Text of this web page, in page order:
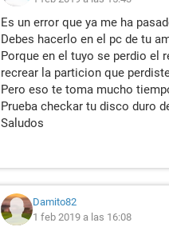
Es un error que ya me ha
Debes hacerlo en el pc de tu
Porque en el tuyo se perdio el
recrear la particion que
Pero eso te toma mucho
Prueba checkar tu disco duro
Saludos
Damito82
1 feb 2019 a las 16:08